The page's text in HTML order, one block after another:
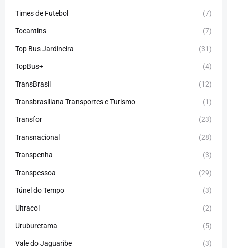
Times de Futebol (7)
Tocantins (7)
Top Bus Jardineira (31)
TopBus+ (4)
TransBrasil (12)
Transbrasiliana Transportes e Turismo (1)
Transfor (23)
Transnacional (28)
Transpenha (3)
Transpessoa (29)
Túnel do Tempo (3)
Ultracol (2)
Uruburetama (5)
Vale do Jaguaribe (3)